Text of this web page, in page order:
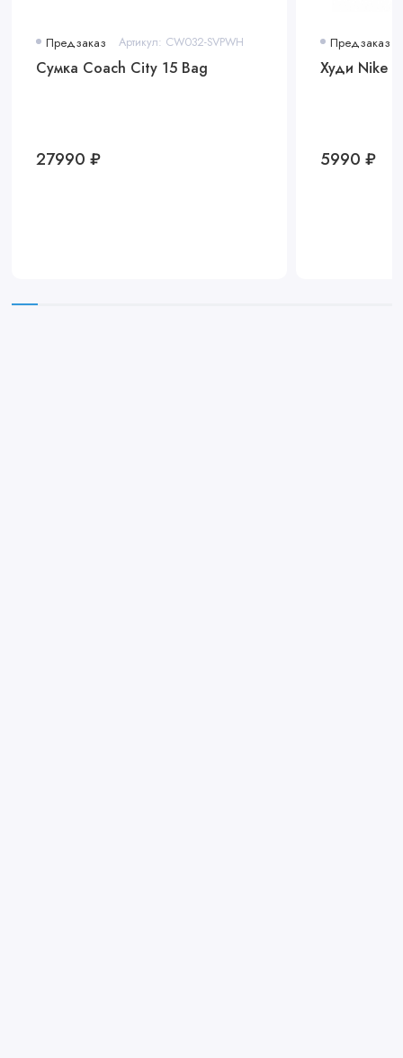
Предзаказ Артикул: CW032-SVPWH
Сумка Coach City 15 Bag
27990 ₽
Предзаказ
Худи Nike
5990 ₽